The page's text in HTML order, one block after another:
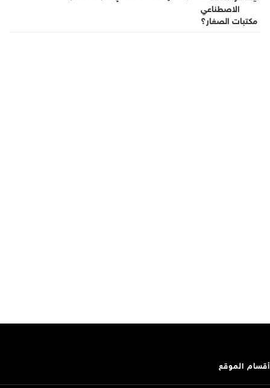
أقسام الموقع